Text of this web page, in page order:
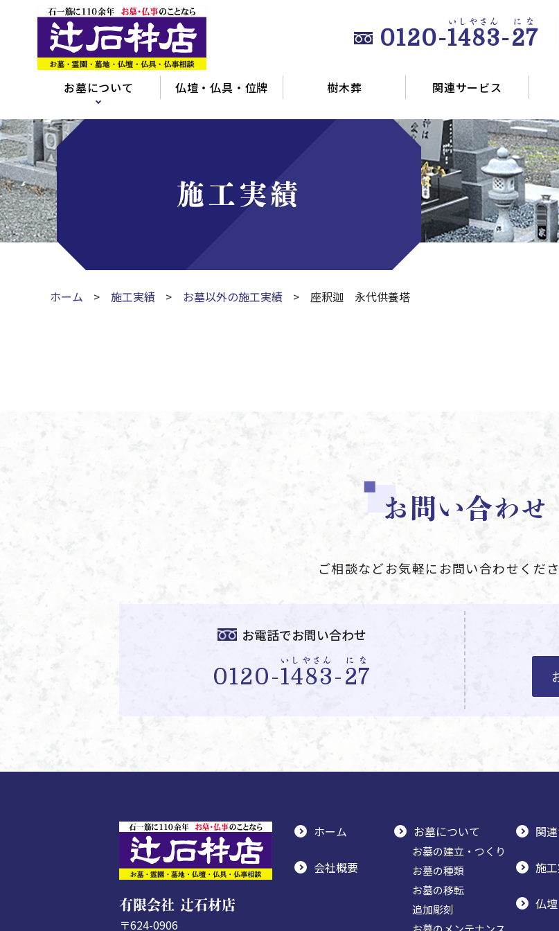
0120-1483
いしやさん
-27
にな
お墓について 仏壇・仏具・位牌 樹木葬 関連サービス
施工実績
ホーム 施工実績 お墓以外の施工実績 座釈迦 永代供養塔
お問い合わせ
ご相談などお気軽にお問い合わせくださ
お電話でお問い合わせ
0120-1483
いしやさん
-27
にな
有限会社 辻石材店
〒624-0906
ホーム
会社概要
お墓について
お墓の建立・つくり
お墓の種類
お墓の移転
追加彫刻
関
施
仏